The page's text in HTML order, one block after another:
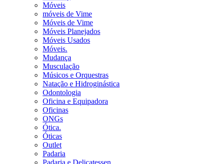
Móveis
móveis de Vime
Móveis de Vime
Móveis Planejados
Móveis Usados
Móveis.
Mudança
Musculação
Músicos e Orquestras
Natação e Hidroginástica
Odontologia
Oficina e Equipadora
Oficinas
ONGs
Ótica.
Óticas
Outlet
Padaria
Padaria e Delicatessen